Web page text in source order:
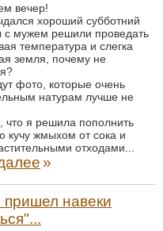
вечер!
хороший субботний
с мужем решили проведать
температура и слегка
земля, почему не
фото, которые очень
натурам лучше не
что я решила пополнить
кучу жмыхом от сока и
отходами...
»
навеки